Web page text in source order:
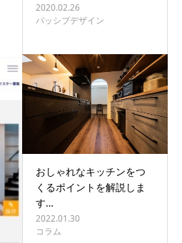
2020.02.26
パッシブデザイン
おしゃれなキッチンをつ
くるポイントを解説しま
す…
2022.01.30
コラム